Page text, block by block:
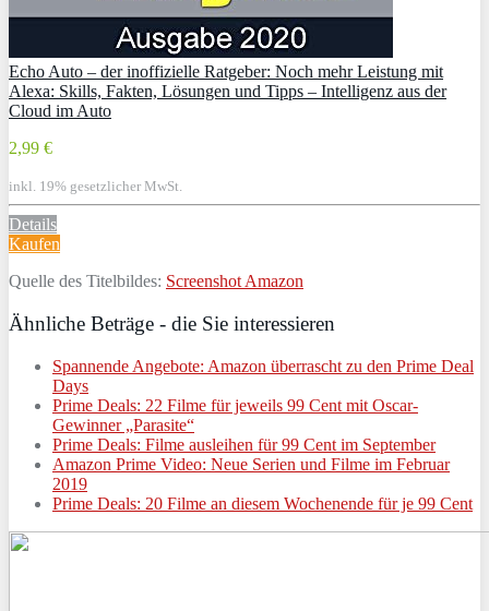
Echo Auto – der inoffizielle Ratgeber: Noch mehr Leistung mit
Alexa: Skills, Fakten, Lösungen und Tipps – Intelligenz aus der
Cloud im Auto
2,99 €
inkl. 19% gesetzlicher MwSt.
Details
Kaufen
Quelle des Titelbildes: Screenshot Amazon
Ähnliche Beträge - die Sie interessieren
Spannende Angebote: Amazon überrascht zu den Prime Deal
Days
Prime Deals: 22 Filme für jeweils 99 Cent mit Oscar-
Gewinner „Parasite“
Prime Deals: Filme ausleihen für 99 Cent im September
Amazon Prime Video: Neue Serien und Filme im Februar
2019
Prime Deals: 20 Filme an diesem Wochenende für je 99 Cent